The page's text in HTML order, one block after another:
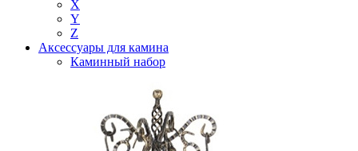
X
Y
Z
Аксессуары для камина
Каминный набор